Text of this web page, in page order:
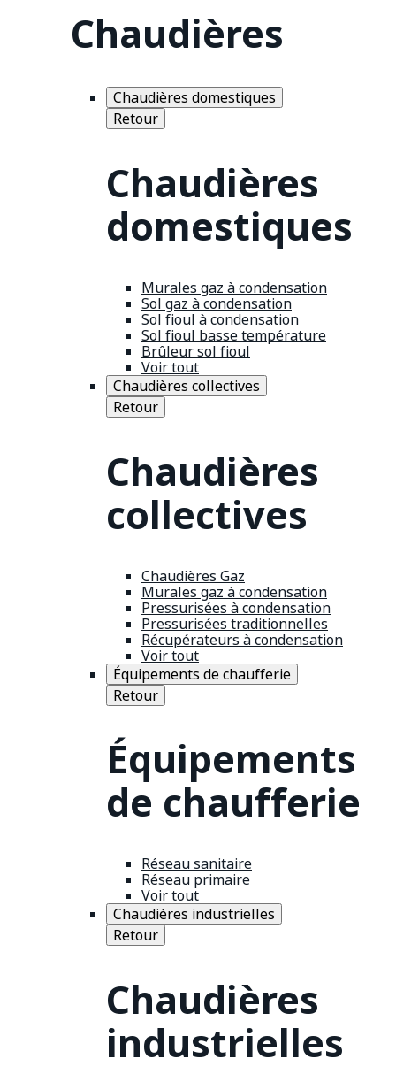
Chaudières
Chaudières domestiques
Retour
Chaudières
domestiques
Murales gaz à condensation
Sol gaz à condensation
Sol fioul à condensation
Sol fioul basse température
Brûleur sol fioul
Voir tout
Chaudières collectives
Retour
Chaudières
collectives
Chaudières Gaz
Murales gaz à condensation
Pressurisées à condensation
Pressurisées traditionnelles
Récupérateurs à condensation
Voir tout
Équipements de chaufferie
Retour
Équipements
de chaufferie
Réseau sanitaire
Réseau primaire
Voir tout
Chaudières industrielles
Retour
Chaudières
industrielles